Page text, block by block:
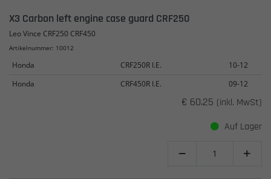
X3 Carbon left engine case guard CRF250
Leo Vince CRF250 CRF450
Artikelnummer: 10012
Honda CRF250R I.E.
10-12
Honda
CRF450R I.E. 09-12
€ 60.25 (inkl. MwSt)
Auf Lager
 